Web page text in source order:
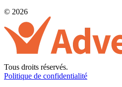
© 2026
Tous droits réservés.
Politique de confidentialité